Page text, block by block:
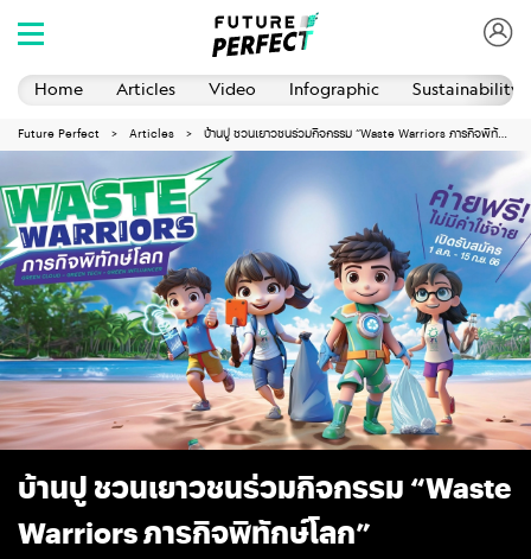
Home Articles Video Infographic Sustainability
Future Perfect Articles บ้านปู ชวนเยาวชนร่วมกิจกรรม “Waste Warriors ภารกิจพิทักษ์โลก”
บ้านปู ชวนเยาวชนร่วมกิจกรรม “Waste
Warriors ภารกิจพิทักษ์โลก”